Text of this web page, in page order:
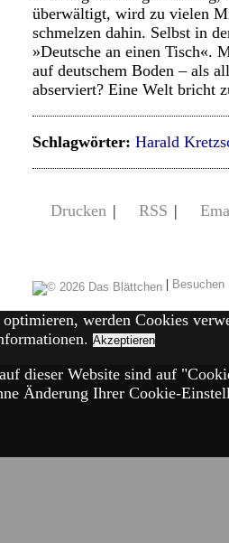
überwältigt, wird zu vielen
schmelzen dahin. Selbst in
»Deutsche an einen Tisch«.
auf deutschem Boden – als
abserviert? Eine Welt bricht
Schlagwörter: Harald
Drucken | RSS |
|
werden Cookies
Akzeptieren
dieser Website sind auf
Änderung Ihrer Cookie-